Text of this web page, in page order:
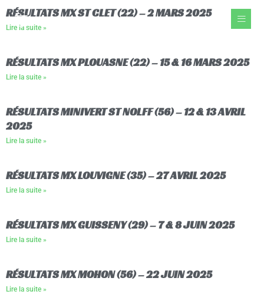
Aller
RÉSULTATS MX ST CLET (22) – 2 MARS 2025
Lire la suite »
RÉSULTATS MX PLOUASNE (22) – 15 & 16 MARS 2025
Lire la suite »
RÉSULTATS MINIVERT ST NOLFF (56) – 12 & 13 AVRIL
2025
Lire la suite »
RÉSULTATS MX LOUVIGNE (35) – 27 AVRIL 2025
Lire la suite »
RÉSULTATS MX GUISSENY (29) – 7 & 8 JUIN 2025
Lire la suite »
RÉSULTATS MX MOHON (56) – 22 JUIN 2025
Lire la suite »